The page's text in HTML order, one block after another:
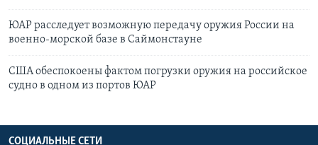
ЮАР расследует возможную передачу оружия России на
военно-морской базе в Саймонстауне
США обеспокоены фактом погрузки оружия на российское
судно в одном из портов ЮАР
СОЦИАЛЬНЫЕ СЕТИ